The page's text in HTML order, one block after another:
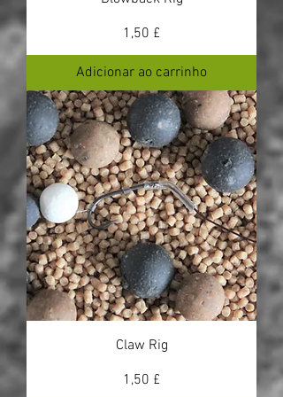
Preço
1,50 £
Adicionar ao carrinho
Claw Rig
Preço
1,50 £